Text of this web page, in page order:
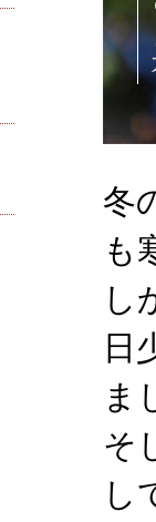
冬
も
し
日
ま
そ
し